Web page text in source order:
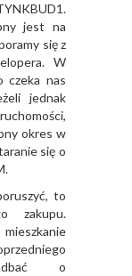
jest na
się z
W
czeka nas
jednak
okres w
się o
to
zakupu.
o